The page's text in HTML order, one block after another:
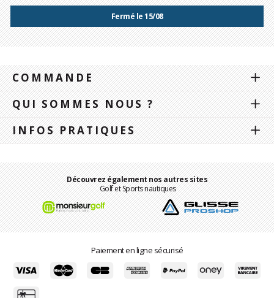
Fermé le 15/08
COMMANDE
QUI SOMMES NOUS ?
INFOS PRATIQUES
Découvrez également nos autres sites
Golf et Sports nautiques
Paiement en ligne sécurisé